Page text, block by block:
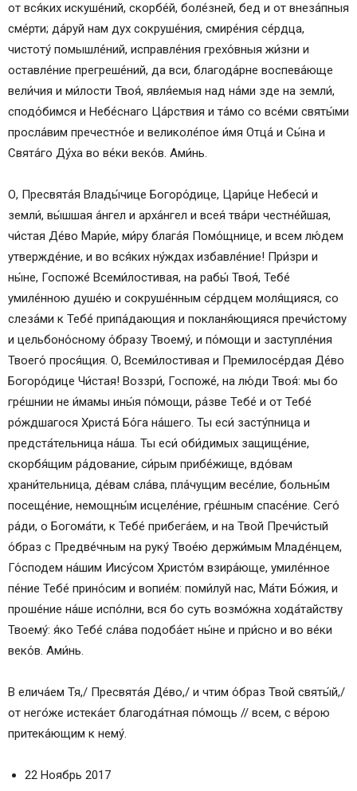
от вся́ких искуше́ний, скорбе́й, боле́зней, бед и от внеза́пныя
сме́рти; да́руй нам дух сокруше́ния, смире́ния се́рдца,
чистоту́ помышле́ний, исправле́ния грехо́вныя жи́зни и
оставле́ние прегреше́ний, да вси, благода́рне воспева́юще
вели́чия и ми́лости Твоя́, явля́емыя над на́ми зде на земли́,
сподо́бимся и Небе́снаго Ца́рствия и та́мо со все́ми святы́ми
просла́вим пречестно́е и великоле́пое и́мя Отца́ и Сы́на и
Свята́го Ду́ха во ве́ки веко́в. Ами́нь.
О, Пресвята́я Влады́чице Богоро́дице, Цари́це Небеси́ и
земли́, вы́шшая а́нгел и арха́нгел и всея́ тва́ри честне́йшая,
чи́стая Де́во Мари́е, ми́ру блага́я Помо́щнице, и всем лю́дем
утвержде́ние, и во вся́ких ну́ждах избавле́ние! При́зри и
ны́не, Госпоже́ Всеми́лостивая, на рабы́ Твоя́, Тебе́
умиле́нною душе́ю и сокруше́нным се́рдцем моля́щияся, со
слеза́ми к Тебе́ припа́дающия и покланя́ющияся пречи́стому
и цельбоно́сному о́бразу Твоему́, и по́мощи и заступле́ния
Твоего́ прося́щия. О, Всеми́лостивая и Премилосе́рдая Де́во
Богоро́дице Чи́стая! Воззри́, Госпоже́, на лю́ди Твоя́: мы бо
гре́шнии не и́мамы ины́я по́мощи, ра́зве Тебе́ и от Тебе́
ро́ждшагося Христа́ Бо́га на́шего. Ты еси́ засту́пница и
предста́тельница на́ша. Ты еси́ оби́димых защище́ние,
скорбя́щим ра́дование, си́рым прибе́жище, вдо́вам
храни́тельница, де́вам сла́ва, пла́чущим весе́лие, больны́м
посеще́ние, немощны́м исцеле́ние, гре́шным спасе́ние. Сего́
ра́ди, о Богома́ти, к Тебе́ прибега́ем, и на Твой Пречи́стый
о́браз с Предве́чным на руку́ Твое́ю держи́мым Младе́нцем,
Го́сподем на́шим Иису́сом Христо́м взира́юще, умиле́нное
пе́ние Тебе́ прино́сим и вопие́м: поми́луй нас, Ма́ти Бо́жия, и
проше́ние на́ше испо́лни, вся бо суть возмо́жна хода́тайству
Твоему́: я́ко Тебе́ сла́ва подоба́ет ны́не и при́сно и во ве́ки
веко́в. Ами́нь.
В елича́ем Тя,/ Пресвята́я Де́во,/ и чтим о́браз Твой святы́й,/
от него́же истека́ет благода́тная по́мощь // всем, с ве́рою
притека́ющим к нему́.
22 Ноябрь 2017